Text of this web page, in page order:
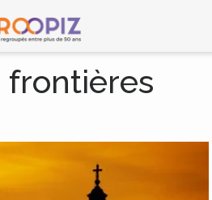
frontières